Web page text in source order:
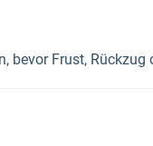
bevor Frust, Rückzug